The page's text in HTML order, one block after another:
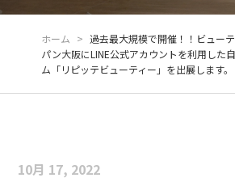
ホーム > 過去最大規模で開催！！ビュー
パン大阪にLINE公式アカウントを利用した
ム「リピッテビューティー」を出展します。
10月 17, 2022